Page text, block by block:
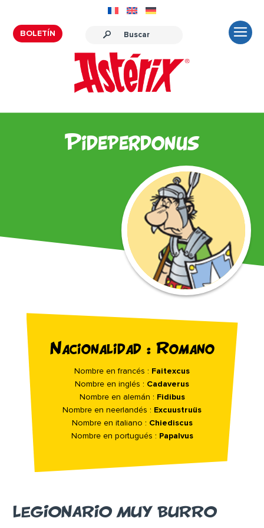
BOLETÍN
Pideperdonus
Nacionalidad : Romano
Nombre en francés : Faitexcus
Nombre en inglés : Cadaverus
Nombre en alemán : Fidibus
Nombre en neerlandés : Excuustruüs
Nombre en italiano : Chiediscus
Nombre en portugués : Papalvus
LEGIONARIO MUY BURRO